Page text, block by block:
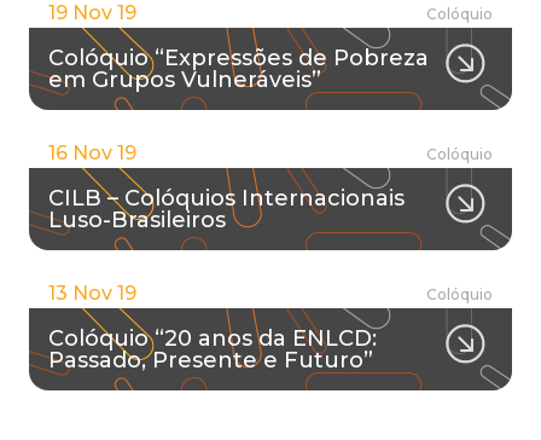
19 Nov 19 Colóquio
Colóquio “Expressões de Pobreza
em Grupos Vulneráveis”
16 Nov 19 Colóquio
CILB – Colóquios Internacionais
Luso-Brasileiros
13 Nov 19 Colóquio
Colóquio “20 anos da ENLCD:
Passado, Presente e Futuro”